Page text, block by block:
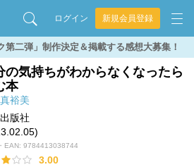
ログイン 新規会員登録
第二弾」制作決定＆掲載する感想大募集！
の気持ちがわからなくなったら
本
裕美
版社
EAN: 9784413038744
3.00